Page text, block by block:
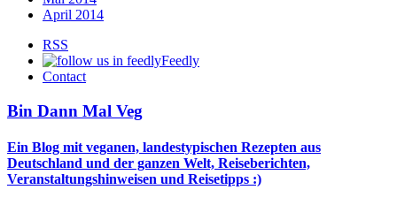
April 2014
RSS
Feedly
Contact
Bin Dann Mal Veg
Ein Blog mit veganen, landestypischen Rezepten aus
Deutschland und der ganzen Welt, Reiseberichten,
Veranstaltungshinweisen und Reisetipps :)